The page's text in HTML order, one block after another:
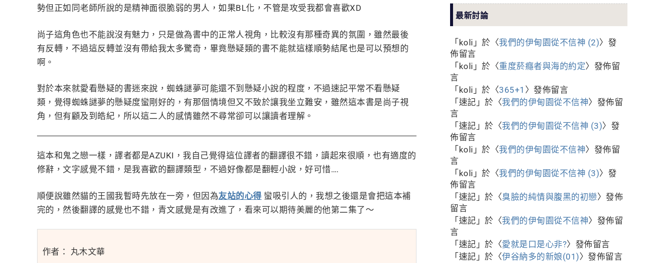
勢但正如同老師所說的是精神面很脆弱的男人，如果BL化，不管是攻受我都會喜歡XD
尚子這角色也不能說沒有魅力，只是做為書中的正常人視角，比較沒有那種奇異的氛圍，雖然最後
有反轉，不過這反轉並沒有帶給我太多驚奇，畢竟懸疑類的書不能就這樣順勢結尾也是可以預想的
啊。
對於本來就愛看懸疑的書迷來說，蜘蛛謎夢可能還不到懸疑小說的程度，不過速記平常不看懸疑
類，覺得蜘蛛謎夢的懸疑度蠻剛好的，有那個情境但又不致於讓我坐立難安，雖然這本書是尚子視
角，但有顧及到皓紀，所以這二人的感情雖然不尋常卻可以讓讀者理解。
這本和鬼之戀一樣，譯者都是AZUKI，我自己覺得這位譯者的翻譯很不錯，讀起來很順，也有適度的
修辭，文字感覺不錯，是我喜歡的翻譯類型，不過好像都是翻輕小說，好可惜….
順便說雖然貓的王國我暫時先放在一旁，但因為友站的心得 蠻吸引人的，我想之後還是會把這本補
完的，然後翻譯的感覺也不錯，青文感覺是有改進了，看來可以期待美麗的他第二集了～
作者： 丸木文華
最新討論
「koli 」於〈我們的伊甸園從不信神 (2)〉發
佈留言
「koli 」於〈重度菸癮者與海的約定〉發佈留
言
「koli 」於〈365+1 〉發佈留言
「速記 」於〈我們的伊甸園從不信神〉發佈留
言
「速記 」於〈我們的伊甸園從不信神 (3)〉發
佈留言
「koli 」於〈我們的伊甸園從不信神〉發佈留
言
「koli 」於〈我們的伊甸園從不信神 (3)〉發
佈留言
「速記 」於〈臭臉的純情與腹黑的初戀〉發佈
留言
「速記 」於〈我們的伊甸園從不信神〉發佈留
言
「速記 」於〈愛就是口是心非?〉發佈留言
「速記 」於〈伊谷納多的新娘(01)〉發佈留言